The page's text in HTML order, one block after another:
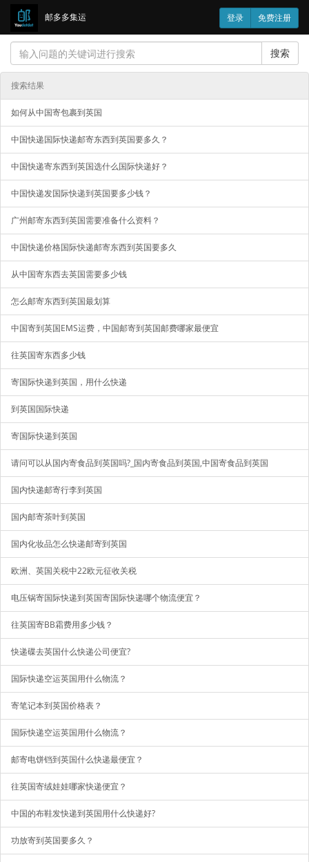
邮多多集运 登录 免费注册
搜索
搜索结果
如何从中国寄包裹到英国
中国快递国际快递邮寄东西到英国要多久？
中国快递寄东西到英国选什么国际快递好？
中国快递发国际快递到英国要多少钱？
广州邮寄东西到英国需要准备什么资料？
中国快递价格国际快递邮寄东西到英国要多久
从中国寄东西去英国需要多少钱
怎么邮寄东西到英国最划算
中国寄到英国EMS运费，中国邮寄到英国邮费哪家最便宜
往英国寄东西多少钱
寄国际快递到英国，用什么快递
到英国国际快递
寄国际快递到英国
请问可以从国内寄食品到英国吗?_国内寄食品到英国,中国寄食品到英国
国内快递邮寄行李到英国
国内邮寄茶叶到英国
国内化妆品怎么快递邮寄到英国
欧洲、英国关税中22欧元征收关税
电压锅寄国际快递到英国寄国际快递哪个物流便宜？
往英国寄BB霜费用多少钱？
快递碟去英国什么快递公司便宜?
国际快递空运英国用什么物流？
寄笔记本到英国价格表？
国际快递空运英国用什么物流？
邮寄电饼铛到英国什么快递最便宜？
往英国寄绒娃娃哪家快递便宜？
中国的布鞋发快递到英国用什么快递好?
功放寄到英国要多久？